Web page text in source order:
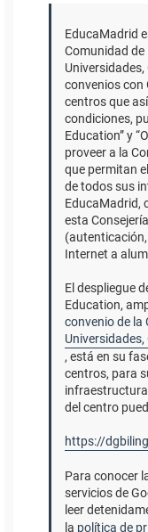
EducaMadrid
Comunidad de
convenios con
centros que
condiciones,
Education” y
proveer a la
que permitan
de todos sus
EducaMadrid,
esta
Internet a
El despliegue
Education,
convenio de la
, está en su
centros, para
del centro
https://
Para conocer
servicios de
leer
la política de